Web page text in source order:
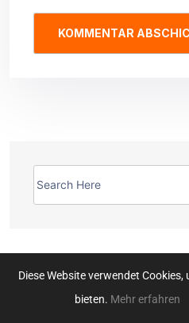
Latest Posts
Diese Website verwendet
bieten. Mehr erfahren